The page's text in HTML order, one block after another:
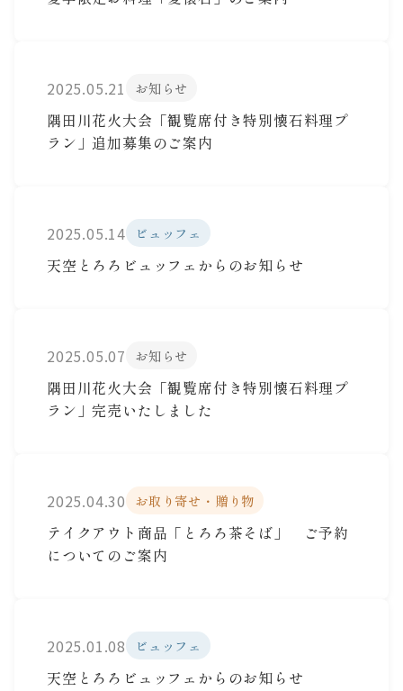
2025.05.21 お知らせ
隅田川花火大会「観覧席付き特別懐石料理プ
ラン」追加募集のご案内
2025.05.14 ビュッフェ
天空とろろビュッフェからのお知らせ
2025.05.07 お知らせ
隅田川花火大会「観覧席付き特別懐石料理プ
ラン」完売いたしました
2025.04.30 お取り寄せ・贈り物
テイクアウト商品「とろろ茶そば」 ご予約
についてのご案内
2025.01.08 ビュッフェ
天空とろろビュッフェからのお知らせ